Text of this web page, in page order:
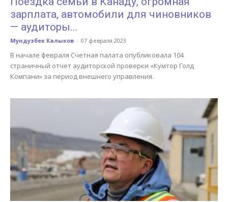
зарплата, автомобили для чиновников
— аудиторы...
Мундузбек Калыков - 07 февраля 2023
В начале февраля Счетная палата опубликовала 104
страничный отчет аудиторской проверки «Кумтор Голд
Компани» за период внешнего управления.